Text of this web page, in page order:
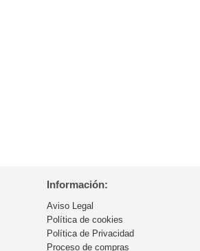
Información:
Aviso Legal
Política de cookies
Política de Privacidad
Proceso de compras